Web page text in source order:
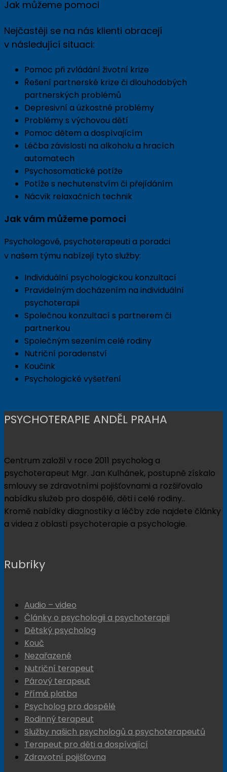
Jak můžeme pomoci
Nejčastěji se na nás klienti obracejí
v následující situaci:
Pomoc při zvládání životní krize
Řešení partnerské krize či dlouhodobých
partnerských problémů
Depresivní a úzkostné problémy
Problémy s výchovou dětí
Pomoc dětem a dospívajícím
Léčba závislosti na alkoholu a hracích
automatech
Psychosomatické potíže
Potíže s nechutenstvím či přejídáním
Nácvik relaxačních technik
Jak vám můžeme pomoci
Psychologové, psychoterapeuti a poradci
v našem týmu nabízejí tyto služby:
Individuální psychologickou konzultací
Pravidelným docházením na individuální
psychoterapii
Společnou konzultací s partnerem či
partnerkou
Společným sezením celé rodiny
Nutriční poradenství
Koučink
Psychologické vyšetření
PSYCHOTERAPIE ANDĚL PRAHA
Centrum založil v roce 2011 psycholog a
psychoterapeut Mgr. Jan Kulhánek, postupně získalo
smlouvy se zdravotními pojišťovnami a rozšiřovalo
nabídku služeb pro dospělé, děti i celé rodiny..
Kromě nabídky diagnostiky a léčby zde najdete články
a videa z oblasti psychoterapie a psychologie.
Rubriky
Audio – video
Články o psychologii a psychoterapii
Dětský psycholog
Kouč
Nezařazené
Nutriční terapeut
Párový terapeut
Přímá platba
Psycholog pro dospělé
Rodinný terapeut
Služby našich psychologů a psychoterapeutů
Terapeut pro děti a dospívající
Zdravotní pojišťovna